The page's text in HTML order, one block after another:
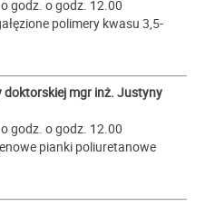
godz. o godz. 12.00
polimery kwasu 3,5-
mgr inż. Justyny
godz. o godz. 12.00
pianki poliuretanowe